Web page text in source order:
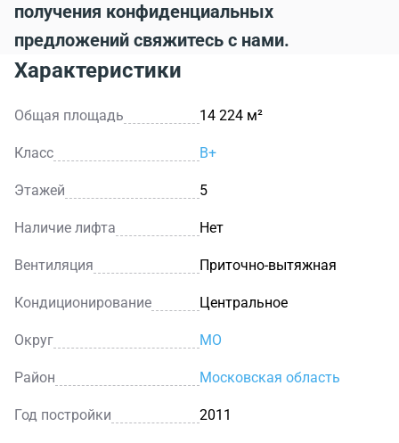
получения конфиденциальных
предложений свяжитесь с нами.
Характеристики
Общая площадь 14 224 м²
Класс B+
Этажей 5
Наличие лифта Нет
Вентиляция Приточно-вытяжная
Кондиционирование Центральное
Округ МО
Район Московская область
Год постройки 2011